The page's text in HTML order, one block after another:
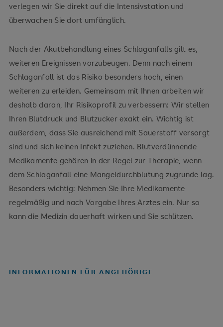
verlegen wir Sie direkt auf die Intensivstation und
überwachen Sie dort umfänglich.
Nach der Akutbehandlung eines Schlaganfalls gilt es,
weiteren Ereignissen vorzubeugen. Denn nach einem
Schlaganfall ist das Risiko besonders hoch, einen
weiteren zu erleiden. Gemeinsam mit Ihnen arbeiten wir
deshalb daran, Ihr Risikoprofil zu verbessern: Wir stellen
Ihren Blutdruck und Blutzucker exakt ein. Wichtig ist
außerdem, dass Sie ausreichend mit Sauerstoff versorgt
sind und sich keinen Infekt zuziehen. Blutverdünnende
Medikamente gehören in der Regel zur Therapie, wenn
dem Schlaganfall eine Mangeldurchblutung zugrunde lag.
Besonders wichtig: Nehmen Sie Ihre Medikamente
regelmäßig und nach Vorgabe Ihres Arztes ein. Nur so
kann die Medizin dauerhaft wirken und Sie schützen.
INFORMATIONEN FÜR ANGEHÖRIGE